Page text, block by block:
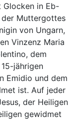
Glocken in Eb-
der Muttergottes
von Ungarn,
Vinzenz Maria
dem
jährigen
Emidio und dem
ist. Auf jeder
der Heiligen
gewidmet